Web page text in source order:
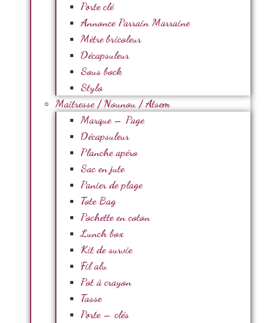
Porte clé
Annonce Parrain Marraine
Mètre bricoleur
Décapsuleur
Sous bock
Stylo
Maîtresse / Nounou / Atsem
Marque – Page
Décapsuleur
Planche apéro
Sac en jute
Panier de plage
Tote Bag
Pochette en coton
Lunch box
Kit de survie
Fil alu
Pot à crayon
Tasse
Porte – clés